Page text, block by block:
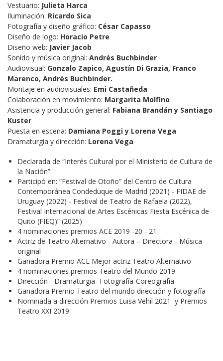
Vestuario: Julieta Harca
Iluminación: Ricardo Sica
Fotografía y diseño gráfico: César Capasso
Diseño de logo: Horacio Petre
Diseño web: Javier Jacob
Sonido y música original: Andrés Buchbinder
Audiovisual: Gonzalo Zapico, Agustín Di Grazia, Franco
Marenco, Andrés Buchbinder.
Montaje en audiovisuales: Emi Castañeda
Colaboración en movimiento: Margarita Molfino
Asistencia y producción general: Fabiana Brandán y Santiago
Kuster
Puesta en escena: Damiana Poggi y Lorena Vega
Dramaturgia y dirección: Lorena Vega
Declarada de “Interés Cultural por el Ministerio de Cultura de
la Nación”
Participó en: “Festival de Otoño” del Centro de Cultura
Contemporánea Condeduque de Madrid (2021) - FIDAE de
Uruguay (2022) - Festival de Teatro de Rafaela (2022),
Festival Internacional de Artes Escénicas Fiesta Escénica de
Quito (FIEQ)” (2025)
4 nominaciones premios ACE 2019 -20 - 21
Actriz de Teatro Alternativo - Autora – Directora - Música
original
Ganadora Premio ACE Mejor actriz Teatro Alternativo
4 nominaciones premios Teatro del Mundo 2019
Dirección - Dramaturgia- Fotografía-Coreografía
Ganadora Premio Teatro del mundo dirección y fotografía
Nominada a dirección Premios Luisa Vehil 2021 y Premios
Teatro XXI 2019